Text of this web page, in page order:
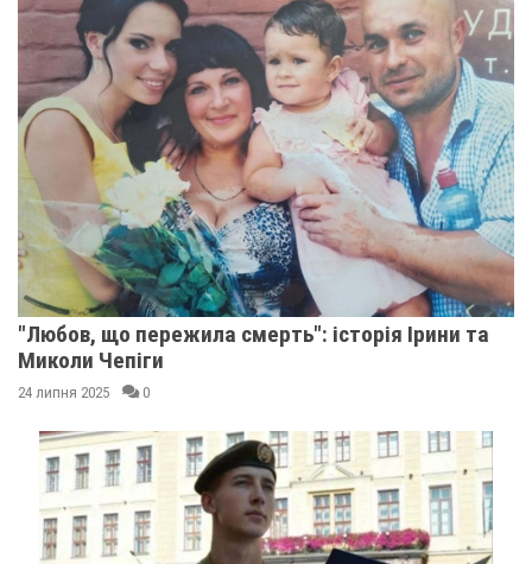
"Любов, що пережила смерть": історія Ірини та
Миколи Чепіги
24 липня 2025 0